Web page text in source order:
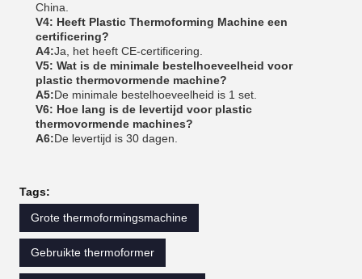
China.
V4: Heeft Plastic Thermoforming Machine een
certificering?
A4:Ja, het heeft CE-certificering.
V5: Wat is de minimale bestelhoeveelheid voor
plastic thermovormende machine?
A5:De minimale bestelhoeveelheid is 1 set.
V6: Hoe lang is de levertijd voor plastic
thermovormende machines?
A6:De levertijd is 30 dagen.
Tags:
Grote thermoformingsmachine
Gebruikte thermoformer